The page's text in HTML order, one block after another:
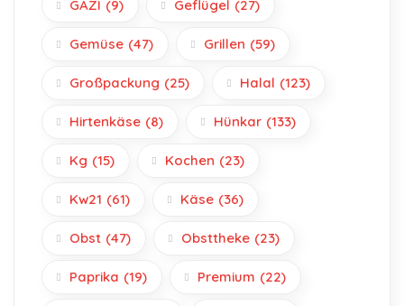
GAZI (9) Geflügel (27)
Gemüse (47) Grillen (59)
Großpackung (25) Halal (123)
Hirtenkäse (8) Hünkar (133)
Kg (15) Kochen (23)
Kw21 (61) Käse (36)
Obst (47) Obsttheke (23)
Paprika (19) Premium (22)